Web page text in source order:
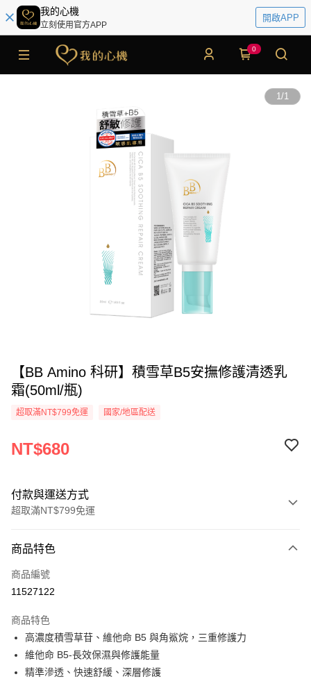
我的心機
立刻使用官方APP
開啟APP
0
1/1
【BB Amino 科研】積雪草B5安撫修護清透乳
霜(50ml/瓶)
超取滿NT$799免運 國家/地區配送
NT$680
付款與運送方式
超取滿NT$799免運
信用卡一次付款
超商取貨付款
Apple Pay
街口支付
商品特色
商品編號
11527122
商品特色
高濃度積雪草苷、維他命 B5 與角鯊烷，三重修護力
維他命 B5-長效保濕與修護能量
精準滲透、快速舒緩、深層修護